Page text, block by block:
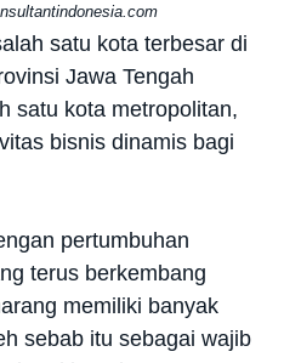
satu kota terbesar di
Jawa Tengah
satu kota metropolitan,
bisnis dinamis bagi
pertumbuhan
terus berkembang
memiliki banyak
sebab itu sebagai wajib